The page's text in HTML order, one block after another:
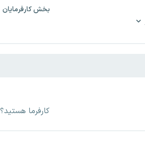
بخش کارفرمایان
کارفرما هستید؟